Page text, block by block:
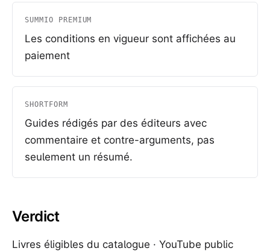
SUMMIO PREMIUM
Les conditions en vigueur sont affichées au
paiement
SHORTFORM
Guides rédigés par des éditeurs avec
commentaire et contre-arguments, pas
seulement un résumé.
Verdict
Livres éligibles du catalogue · YouTube public